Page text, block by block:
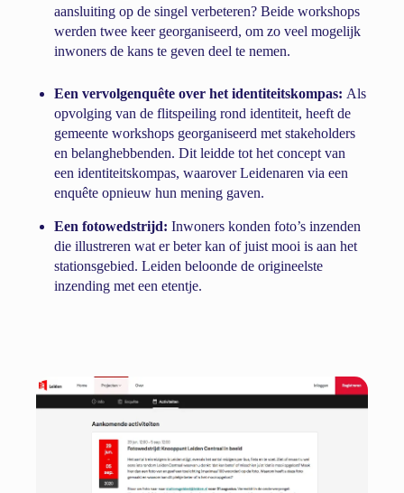
aansluiting op de singel verbeteren? Beide workshops
werden twee keer georganiseerd, om zo veel mogelijk
inwoners de kans te geven deel te nemen.
Een vervolgenquête over het identiteitskompas: Als
opvolging van de flitspeiling rond identiteit, heeft de
gemeente workshops georganiseerd met stakeholders
en belanghebbenden. Dit leidde tot het concept van
een identiteitskompas, waarover Leidenaren via een
enquête opnieuw hun mening gaven.
Een fotowedstrijd: Inwoners konden foto’s inzenden
die illustreren wat er beter kan of juist mooi is aan het
stationsgebied. Leiden beloonde de origineelste
inzending met een etentje.